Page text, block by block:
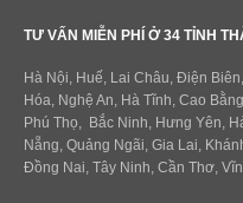
TƯ VẤN MIỄN PHÍ Ở 34 TỈNH
Hà Nội, Huế, Lai Châu, Điện
Hóa, Nghệ An, Hà Tĩnh, Cao
Phú Thọ, Bắc Ninh, Hưng Yên,
Nẵng, Quảng Ngãi, Gia Lai,
Đồng Nai, Tây Ninh, Cần Thơ,